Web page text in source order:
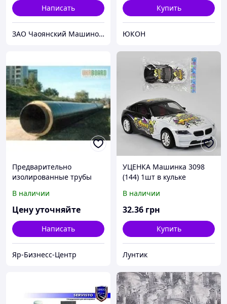
Написать
ЗАО Чаоянский Машиностроительный Завод Горного Оборудования
Купить
ЮКОН
Предварительно
изолированные трубы
для теплосетей по ГСТУ
34-204-88-002-98
В наличии
Цену уточняйте
Написать
Яр-Бизнесc-Центр
УЦЕНКА Машинка 3098
(144) 1шт в кульке
ЧАСТИ
В наличии
32.36 грн
Купить
Лунтик